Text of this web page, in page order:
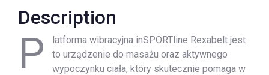
Description
P
latforma wibracyjna inSPORTline Rexabelt jest
to urządzenie do masażu oraz aktywnego
wypoczynku ciała, który skutecznie pomaga w